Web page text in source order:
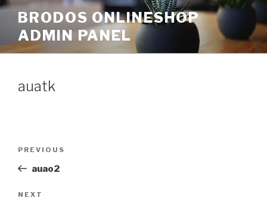
Skip
content
BRODOS ONLINESHOP
ADMIN PANEL
auatk
Previous
Post
PREVIOUS
auao2
Next
NEXT